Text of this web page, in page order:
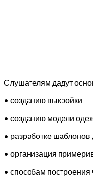
Слушателям дадут
• созданию выкройки
• созданию модели
• разработке
• организация
• способам